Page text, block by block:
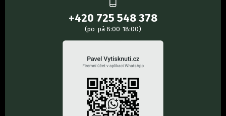
+420 725 548 378
(po-pá 8:00-18:00)